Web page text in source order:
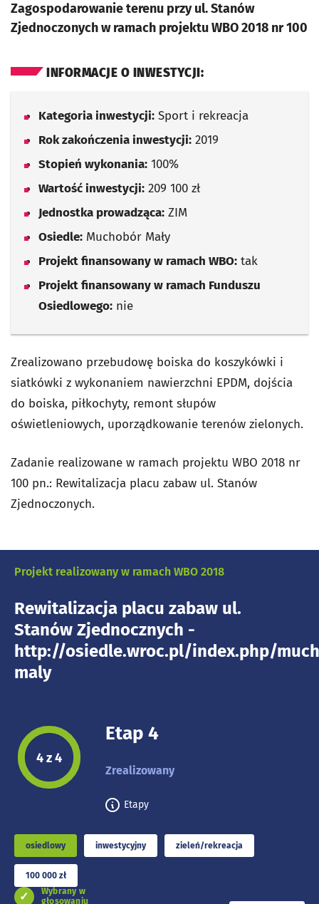
Zagospodarowanie terenu przy ul. Stanów
Zjednoczonych w ramach projektu WBO 2018 nr 100
INFORMACJE O INWESTYCJI:
Kategoria inwestycji: Sport i rekreacja
Rok zakończenia inwestycji: 2019
Stopień wykonania: 100%
Wartość inwestycji: 209 100 zł
Jednostka prowadząca: ZIM
Osiedle: Muchobór Mały
Projekt finansowany w ramach WBO: tak
Projekt finansowany w ramach Funduszu
Osiedlowego: nie
Zrealizowano przebudowę boiska do koszykówki i
siatkówki z wykonaniem nawierzchni EPDM, dojścia
do boiska, piłkochyty, remont słupów
oświetleniowych, uporządkowanie terenów zielonych.
Zadanie realizowane w ramach projektu WBO 2018 nr
100 pn.: Rewitalizacja placu zabaw ul. Stanów
Zjednoczonych.
Projekt realizowany w ramach WBO 2018
Rewitalizacja placu zabaw ul.
Stanów Zjednocznych -
http://osiedle.wroc.pl/index.php/
maly
Etap projektu:
4 z 4
Etap 4
Zrealizowany
Etapy
Wybrany w
głosowaniu
osiedlowy inwestycyjny zieleń/rekreacja
100 000 zł